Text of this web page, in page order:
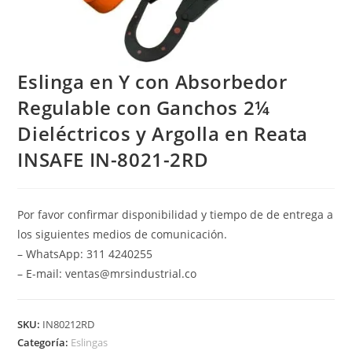
Eslinga en Y con Absorbedor
Regulable con Ganchos 2¼
Dieléctricos y Argolla en Reata
INSAFE IN-8021-2RD
Por favor confirmar disponibilidad y tiempo de de entrega a
los siguientes medios de comunicación.
– WhatsApp: 311 4240255
– E-mail: ventas@mrsindustrial.co
SKU: IN80212RD
Categoría: Eslingas